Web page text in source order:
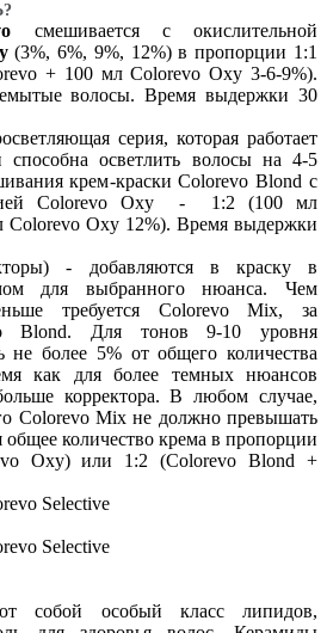
смешивается с окислительной
(3%, 6%, 9%, 12%) в пропорции 1:1
+ 100 мл Colorevo Oxy 3-6-9%).
волосы. Время выдержки 30
серия, которая работает
способна осветлить волосы на 4-5
крем-краски Colorevo Blond с
Colorevo Oxy - 1:2 (100 мл
Colorevo Oxy 12%). Время выдержки
- добавляются в краску в
для выбранного нюанса. Чем
требуется Colorevo Mix, за
Blond. Для тонов 9-10 уровня
не более 5% от общего количества
как для более темных нюансов
корректора. В любом случае,
Colorevo Mix не должно превышать
общее количество крема в пропорции
Oxy) или 1:2 (Colorevo Blond +
собой особый класс липидов,